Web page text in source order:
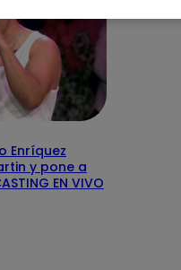
Enríquez
y pone a
EN VIVO